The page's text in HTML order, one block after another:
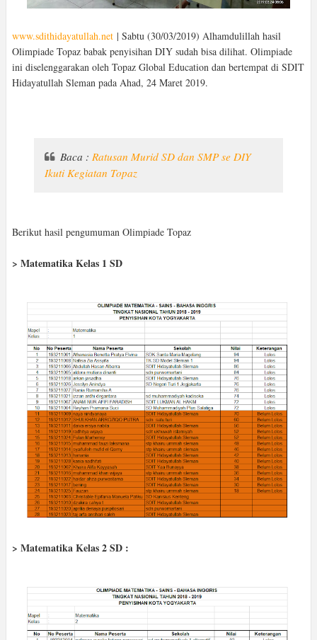
www.sdithidayatullah.net | Sabtu (30/03/2019) Alhamdulillah hasil
Olimpiade Topaz babak penyisihan DIY sudah bisa dilihat. Olimpiade
ini diselenggarakan oleh Topaz Global Education dan bertempat di SDIT
Hidayatullah Sleman pada Ahad, 24 Maret 2019.
Baca :Ratusan Murid SD dan SMP se DIY
Ikuti Kegiatan Topaz
Berikut hasil pengumuman Olimpiade Topaz
> Matematika Kelas 1 SD
> Matematika Kelas 2 SD :